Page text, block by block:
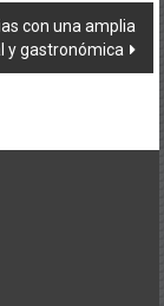
con una amplia
y gastronómica